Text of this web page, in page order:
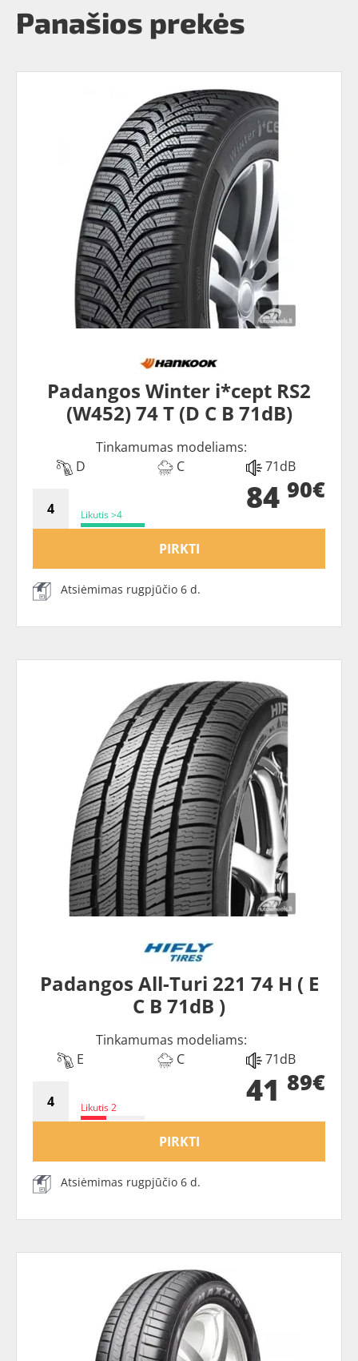
Panašios prekės
Padangos Winter i*cept RS2
(W452) 74 T (D C B 71dB)
Tinkamumas modeliams:
D
C 71dB
Likutis >4 84 90€
PIRKTI
Atsiėmimas rugpjūčio 6 d.
Padangos All-Turi 221 74 H ( E
C B 71dB )
Tinkamumas modeliams:
E
C 71dB
Likutis 2 41 89€
PIRKTI
Atsiėmimas rugpjūčio 6 d.